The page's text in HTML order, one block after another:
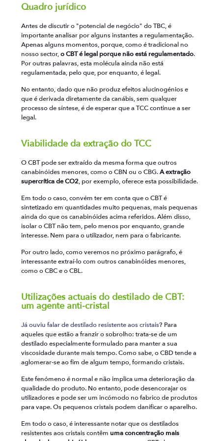
Quadro jurídico
Antes de discutir o "potencial de negócio" do TBC, é
importante analisar por alguns instantes a regulamentação.
Apenas alguns momentos, porque, como é tradicional no
nosso sector,o CBT é legal porque não está regulamentado.
Por outras palavras, esta molécula ainda não está
regulamentada, pelo que, por enquanto, é legal.
No entanto, dado que não produz efeitos alucinogénios e
que é derivada diretamente da canábis, sem qualquer
processo de síntese, é de esperar que a TCC continue a ser
legal.
Viabilidade da extração do TCC
O CBT pode ser extraído da mesma forma que outros
canabinóides menores, como o CBN ou o CBG.A extração
supercrítica de CO2, por exemplo, oferece esta possibilidade.
Em todo o caso, convém ter em conta que o CBT é
sintetizado em quantidades muito pequenas, mais pequenas
ainda do que os canabinóides acima referidos. Além disso,
isolar o CBT não tem, pelo menos por enquanto, grande
interesse. Nem para o utilizador, nem para o fabricante.
Por outro lado, como veremos no próximo parágrafo, é
interessante extraí-lo com outros canabinóides menores,
como o CBC e o CBL.
Utilizações actuais do destilado de CBT:
um agente anti-cristal
Já ouviu falar de destilado resistente aos cristais? Para
aqueles que estão a franzir o sobrolho: trata-se de um
destilado especialmente formulado para manter a sua
viscosidade durante mais tempo. Como sabe, o CBD tende a
aglomerar-se ao fim de algum tempo, formando cristais.
Este fenómeno é normal e não implica uma deterioração da
qualidade do produto. No entanto, pode desencorajar os
utilizadores e pode ser um incómodo no fabrico de produtos
para vape. Os pequenos cristais podem danificar o aparelho.
Em todo o caso, é interessante notar que os destilados
resistentes aos cristais contêm uma concentração mais